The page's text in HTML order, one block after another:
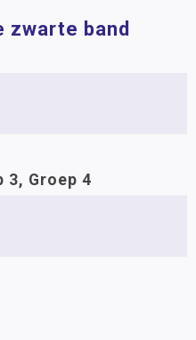
zwarte band
3, Groep 4